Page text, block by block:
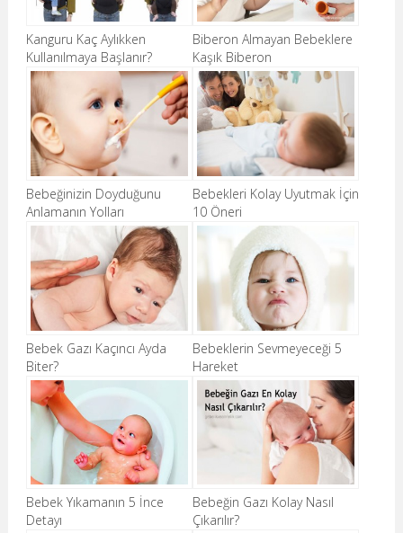
Kanguru Kaç Aylıkken
Kullanılmaya Başlanır?
Biberon Almayan Bebeklere
Kaşık Biberon
Bebeğinizin Doyduğunu
Anlamanın Yolları
Bebekleri Kolay Uyutmak İçin
10 Öneri
Bebek Gazı Kaçıncı Ayda
Biter?
Bebeklerin Sevmeyeceği 5
Hareket
Bebek Yıkamanın 5 İnce
Detayı
Bebeğin Gazı Kolay Nasıl
Çıkarılır?